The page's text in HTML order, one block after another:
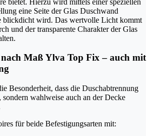
eine Seite der Glas Duschwand
blickdicht wird. Das wertvolle Licht kommt
und der transparente Charakter der Glas
Maß Ylva Top Fix – auch mit
Besonderheit, dass die Duschabtrennung
wahlweise auch an der Decke
für beide Befestigungsarten mit: